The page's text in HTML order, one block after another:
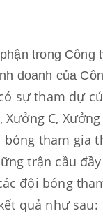
trong
doanh của
sự tham dự
C,
tham gia
trận cầu
đội bóng
quả như sau: